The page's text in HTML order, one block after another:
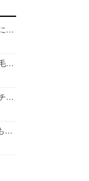
【2026最新版】出会いの春に！会社にもおすすめの好印象な香水14選♡ビジネスの場での香水マナーも
【2025最新版】目指せ毛穴レス肌！毛穴を埋めて隠す「おすすめ部分用下地＆プライマー」ランキング♡
キャシードール2025春新作｜くまモチーフのミニリップ「シャイニーベア リップモイスト」をレビュー♡
【タイコスメブランド一覧】日本でも人気沸騰中の“タイコスメ”ブランド20選！